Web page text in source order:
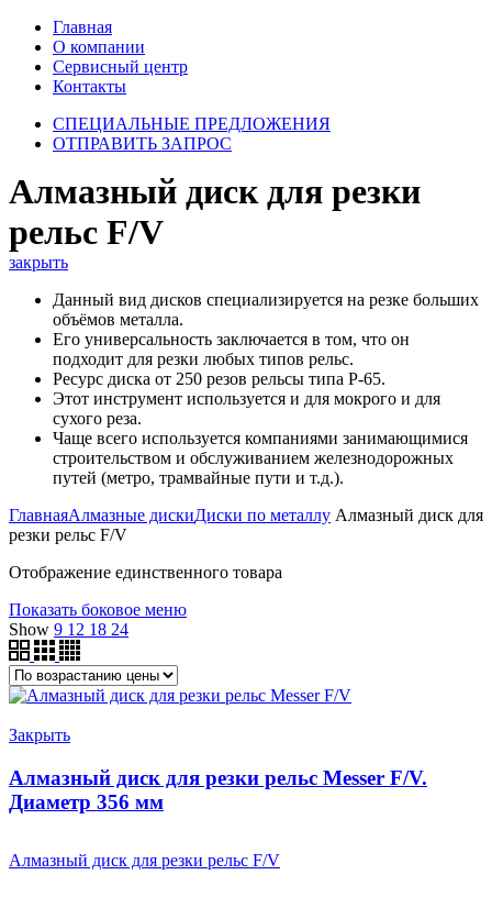
Главная
О компании
Сервисный центр
Контакты
СПЕЦИАЛЬНЫЕ ПРЕДЛОЖЕНИЯ
ОТПРАВИТЬ ЗАПРОС
Алмазный диск для резки
рельс F/V
закрыть
Данный вид дисков специализируется на резке больших
объёмов металла.
Его универсальность заключается в том, что он
подходит для резки любых типов рельс.
Ресурс диска от 250 резов рельсы типа Р-65.
Этот инструмент используется и для мокрого и для
сухого реза.
Чаще всего используется компаниями занимающимися
строительством и обслуживанием железнодорожных
путей (метро, трамвайные пути и т.д.).
ГлавнаяАлмазные дискиДиски по металлу Алмазный диск для
резки рельс F/V
Отображение единственного товара
Показать боковое меню
Show 9 12 18 24
Закрыть
Алмазный диск для резки рельс Messer F/V.
Диаметр 356 мм
Алмазный диск для резки рельс F/V